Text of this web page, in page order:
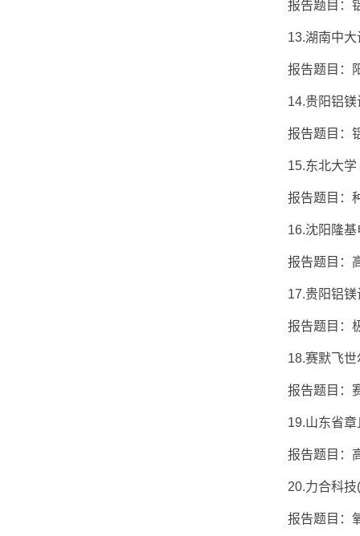
报告题目：铝
13.湖南中大
报告题目：阳
14.贵阳铝镁
报告题目：铝
15.东北大学
报告题目：种
16.沈阳隆基电
报告题目：高
17.贵阳铝镁设
报告题目：极
18.赛默飞世尔
报告题目：赛
19.山东省章
报告题目：高
20.力合科技(
报告题目：氧